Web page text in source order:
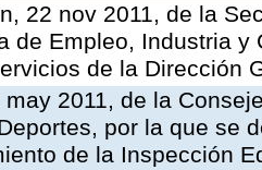
22 nov 2011, de la
de Empleo, Industria
de la Dirección
may 2011, de la
por la que se
de la Inspección